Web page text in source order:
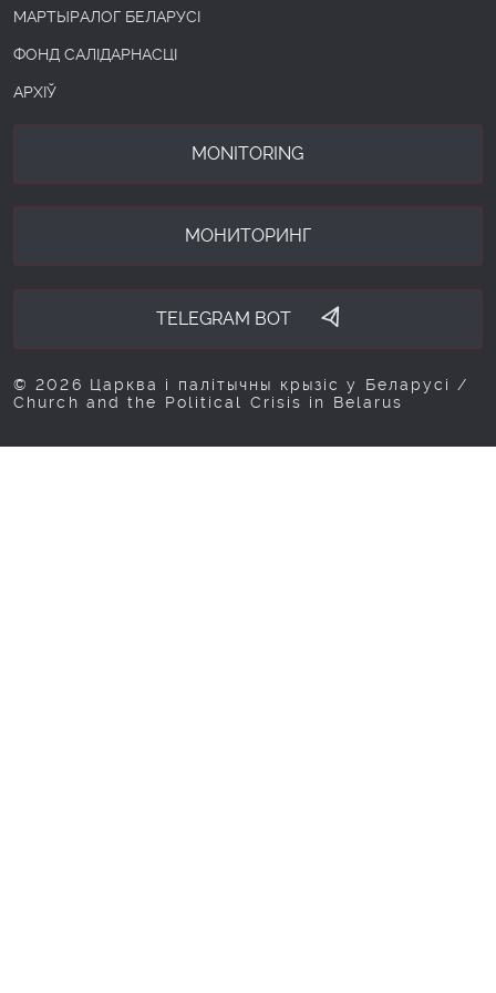
МАРТЫРАЛОГ БЕЛАРУСІ
ФОНД САЛІДАРНАСЦІ
АРХІЎ
MONITORING
МОНИТОРИНГ
TELEGRAM BOT
© 2026 Царква і палітычны крызіс у Беларусі /
Church and the Political Crisis in Belarus